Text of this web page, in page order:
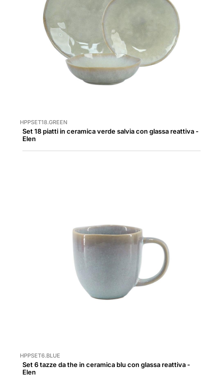
HPPSET18.GREEN
Set 18 piatti in ceramica verde salvia con glassa reattiva -
Elen
HPPSET6.BLUE
Set 6 tazze da the in ceramica blu con glassa reattiva -
Elen